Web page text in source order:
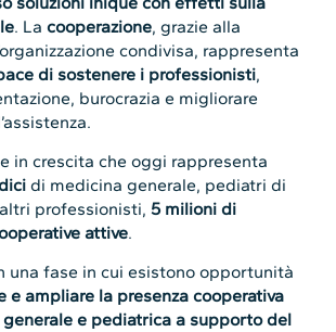
. Lacooperazione, grazie alla
condivisa, rappresenta
di sostenere i professionisti,
burocrazia e migliorare
in crescita che oggi rappresenta
di medicina generale, pediatri di
professionisti, 5 milioni di
attive.
una fase in cui esistono opportunità
e ampliare la presenza cooperativa
e pediatrica a supporto del